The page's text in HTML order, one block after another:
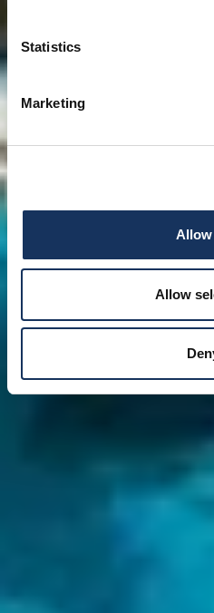
Statistics
Marketing
Allow